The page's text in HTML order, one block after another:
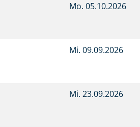
Mo. 05.10.2026
Mi. 09.09.2026
Mi. 23.09.2026